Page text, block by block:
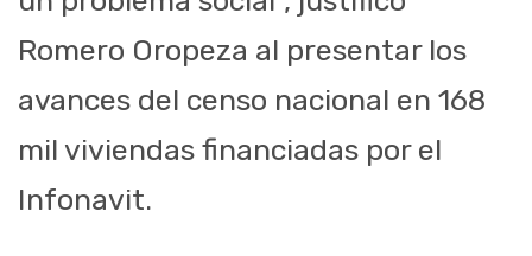
Romero Oropeza al presentar los
avances del censo nacional en 168
mil viviendas financiadas por el
Infonavit.